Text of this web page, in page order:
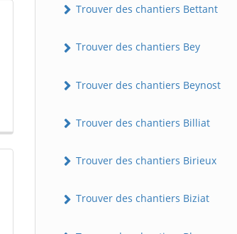
Trouver des chantiers Bettant
Trouver des chantiers Bey
Trouver des chantiers Beynost
Trouver des chantiers Billiat
Trouver des chantiers Birieux
Trouver des chantiers Biziat